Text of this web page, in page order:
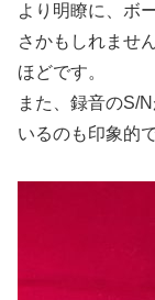
より明瞭に、ボ
さかもしれませ
ほどです。
また、録音のS/
いるのも印象的